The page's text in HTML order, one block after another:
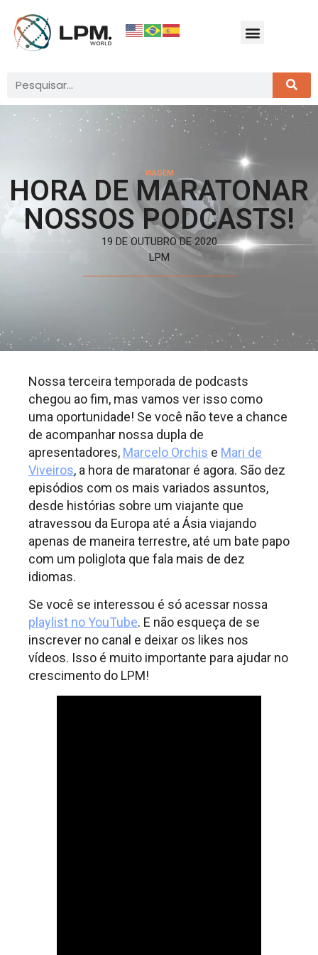
VIAGEM
HORA DE MARATONAR
NOSSOS PODCASTS!
19 DE OUTUBRO DE 2020
LPM
Nossa terceira temporada de podcasts
chegou ao fim, mas vamos ver isso como
uma oportunidade! Se você não teve a chance
de acompanhar nossa dupla de
apresentadores, Marcelo Orchis e Mari de
Viveiros, a hora de maratonar é agora. São dez
episódios com os mais variados assuntos,
desde histórias sobre um viajante que
atravessou da Europa até a Ásia viajando
apenas de maneira terrestre, até um bate papo
com um poliglota que fala mais de dez
idiomas.
Se você se interessou é só acessar nossa
playlist no YouTube. E não esqueça de se
inscrever no canal e deixar os likes nos
vídeos. Isso é muito importante para ajudar no
crescimento do LPM!